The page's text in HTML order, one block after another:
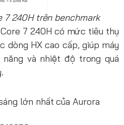
7 240H trên benchmark
7 240H có mức tiêu thụ
dòng HX cao cấp, giúp máy
và nhiệt độ trong quá
lớn nhất của Aurora